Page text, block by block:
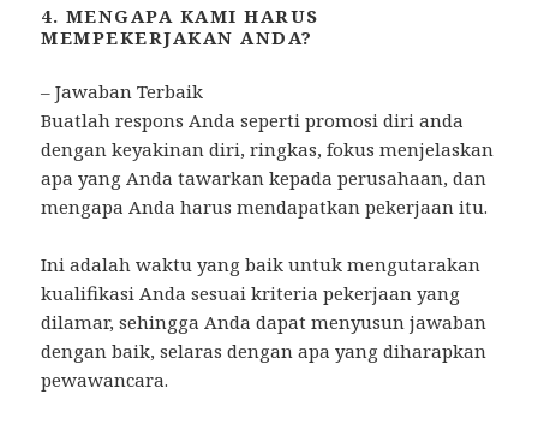
4. MENGAPA KAMI HARUS
MEMPEKERJAKAN ANDA?
– Jawaban Terbaik
Buatlah respons Anda seperti promosi diri anda
dengan keyakinan diri, ringkas, fokus menjelaskan
apa yang Anda tawarkan kepada perusahaan, dan
mengapa Anda harus mendapatkan pekerjaan itu.
Ini adalah waktu yang baik untuk mengutarakan
kualifikasi Anda sesuai kriteria pekerjaan yang
dilamar, sehingga Anda dapat menyusun jawaban
dengan baik, selaras dengan apa yang diharapkan
pewawancara.